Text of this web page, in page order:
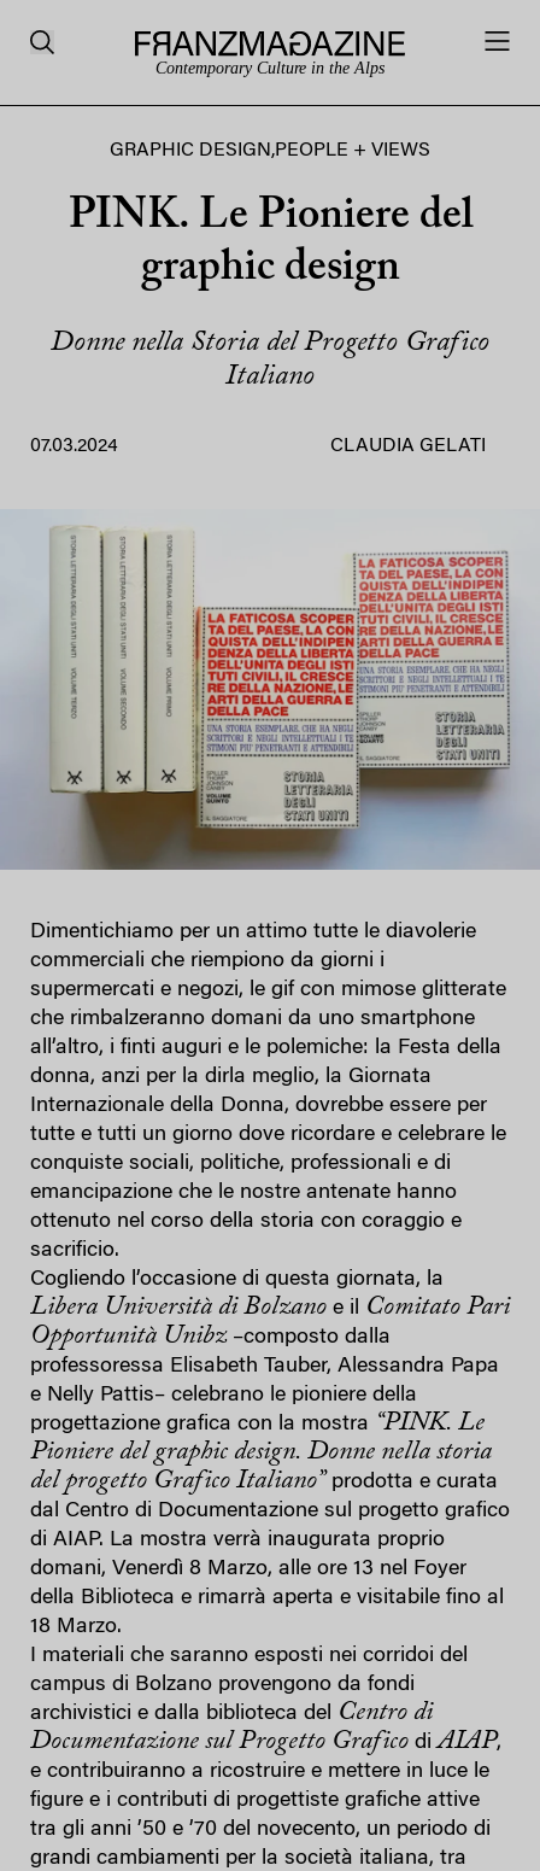
Contemporary Culture in the Alps
GRAPHIC DESIGN ,PEOPLE + VIEWS
PINK. Le Pioniere del
graphic design
Donne nella Storia del Progetto Grafico
Italiano
07.03.2024 CLAUDIA GELATI
Dimentichiamo per un attimo tutte le diavolerie
commerciali che riempiono da giorni i
supermercati e negozi, le gif con mimose glitterate
che rimbalzeranno domani da uno smartphone
all’altro, i finti auguri e le polemiche: la Festa della
donna, anzi per la dirla meglio, la Giornata
Internazionale della Donna, dovrebbe essere per
tutte e tutti un giorno dove ricordare e celebrare le
conquiste sociali, politiche, professionali e di
emancipazione che le nostre antenate hanno
ottenuto nel corso della storia con coraggio e
sacrificio.
Cogliendo l’occasione di questa giornata, la
Libera Università di Bolzano e il Comitato Pari
Opportunità Unibz–composto dalla
professoressa Elisabeth Tauber, Alessandra Papa
e Nelly Pattis– celebrano le pioniere della
progettazione grafica con la mostra “PINK. Le
Pioniere del graphic design. Donne nella storia
del progetto Grafico Italiano” prodotta e curata
dal Centro di Documentazione sul progetto grafico
di AIAP. La mostra verrà inaugurata proprio
domani, Venerdì 8 Marzo, alle ore 13 nel Foyer
della Biblioteca e rimarrà aperta e visitabile fino al
18 Marzo.
I materiali che saranno esposti nei corridoi del
campus di Bolzano provengono da fondi
archivistici e dalla biblioteca del Centro di
Documentazione sul Progetto Grafico diAIAP,
e contribuiranno a ricostruire e mettere in luce le
figure e i contributi di progettiste grafiche attive
tra gli anni ’50 e ’70 del novecento, un periodo di
grandi cambiamenti per la società italiana, tra